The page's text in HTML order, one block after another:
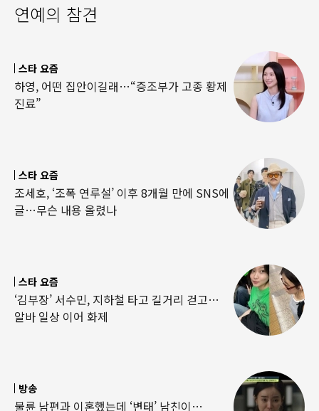
연예의 참견
스타 요즘
하영, 어떤 집안이길래…“증조부가 고종 황제
진료”
스타 요즘
조세호, ‘조폭 연루설’ 이후 8개월 만에 SNS에
글…무슨 내용 올렸나
스타 요즘
‘김부장’ 서수민, 지하철 타고 길거리 걷고…
알바 일상 이어 화제
방송
불륜 남편과 이혼했는데 ‘변태’ 남친이…